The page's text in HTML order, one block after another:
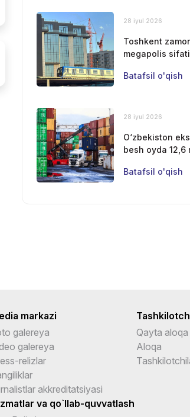
28 iyul 2026
Toshkent
megapolis
Batafsil o'qish
28 iyul 2026
O‘zbekiston
besh oyda 12,6
Batafsil o'qish
markazi
galereya
galereya
relizlar
akkreditatsiyasi
va qo`llab-quvvatlash
Qayta aloqa
Aloqa